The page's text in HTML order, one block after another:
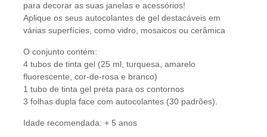
para decorar as suas janelas e acessórios!
Aplique os seus autocolantes de gel destacáveis em
várias superfícies, como vidro, mosaicos ou cerâmica
O conjunto contém:
4 tubos de tinta gel (25 ml, turquesa, amarelo
fluorescente, cor-de-rosa e branco)
1 tubo de tinta gel preta para os contornos
3 folhas dupla face com autocolantes (30 padrões).
Idade recomendada: + 5 anos